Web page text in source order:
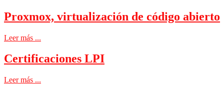
Proxmox, virtualización de código abierto
Leer más ...
Certificaciones LPI
Leer más ...